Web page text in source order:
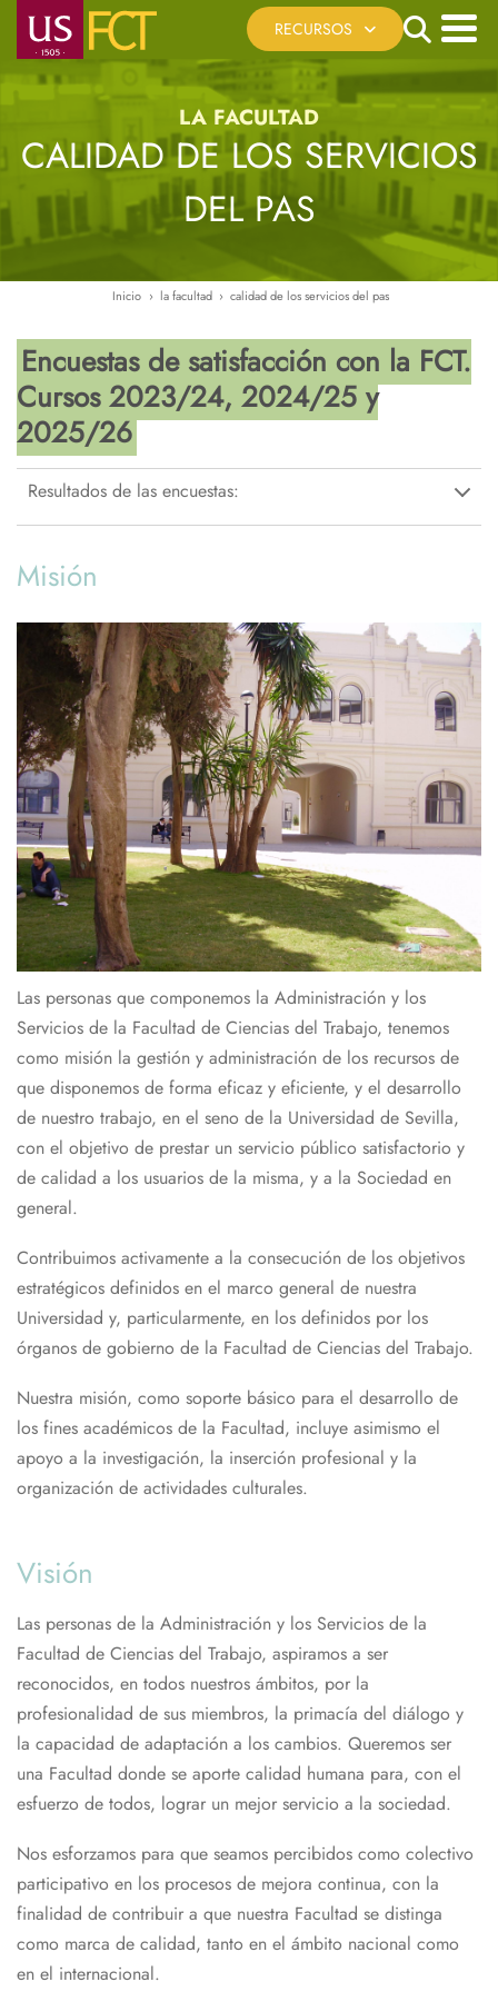
Pasar
contenido
RECURSOS
Cita Previa
Registro Telemático
Sede Electrónica US
Reserva de Espacios
Recursos Virtuales
Ayúdanos a mejorar
Search
Menú
LA FACULTAD
CALIDAD DE LOS SERVICIOS
DEL PAS
de
navegación
Inicio la facultad calidad de los servicios del pas
Encuestas de satisfacción con la FCT.
Cursos 2023/24, 2024/25 y
2025/26
Resultados de las encuestas:
Misión
Las personas que componemos la Administración y los
Servicios de la Facultad de Ciencias del Trabajo, tenemos
como misión la gestión y administración de los recursos de
que disponemos de forma eficaz y eficiente, y el desarrollo
de nuestro trabajo, en el seno de la Universidad de Sevilla,
con el objetivo de prestar un servicio público satisfactorio y
de calidad a los usuarios de la misma, y a la Sociedad en
general.
Contribuimos activamente a la consecución de los objetivos
estratégicos definidos en el marco general de nuestra
Universidad y, particularmente, en los definidos por los
órganos de gobierno de la Facultad de Ciencias del Trabajo.
Nuestra misión, como soporte básico para el desarrollo de
los fines académicos de la Facultad, incluye asimismo el
apoyo a la investigación, la inserción profesional y la
organización de actividades culturales.
Visión
Las personas de la Administración y los Servicios de la
Facultad de Ciencias del Trabajo, aspiramos a ser
reconocidos, en todos nuestros ámbitos, por la
profesionalidad de sus miembros, la primacía del diálogo y
la capacidad de adaptación a los cambios. Queremos ser
una Facultad donde se aporte calidad humana para, con el
esfuerzo de todos, lograr un mejor servicio a la sociedad.
Nos esforzamos para que seamos percibidos como colectivo
participativo en los procesos de mejora continua, con la
finalidad de contribuir a que nuestra Facultad se distinga
como marca de calidad, tanto en el ámbito nacional como
en el internacional.